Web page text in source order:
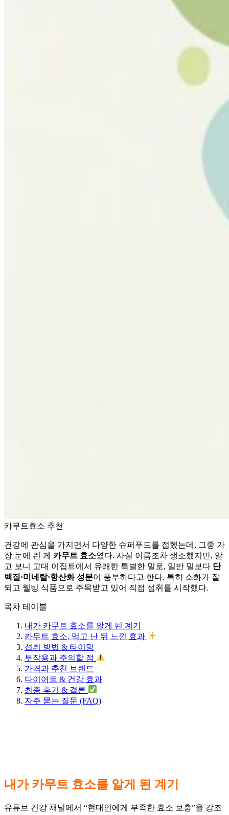
카무트효소 추천
건강에 관심을 가지면서 다양한 슈퍼푸드를 접했는데, 그중 가
장 눈에 띈 게 카무트 효소였다. 사실 이름조차 생소했지만, 알
고 보니 고대 이집트에서 유래한 특별한 밀로, 일반 밀보다 단
백질·미네랄·항산화 성분이 풍부하다고 한다. 특히 소화가 잘
되고 웰빙 식품으로 주목받고 있어 직접 섭취를 시작했다.
목차 테이블
내가 카무트 효소를 알게 된 계기
카무트 효소, 먹고 난 뒤 느낀 효과
섭취 방법 & 타이밍
부작용과 주의할 점
가격과 추천 브랜드
다이어트 & 건강 효과
최종 후기 & 결론
자주 묻는 질문 (FAQ)
내가 카무트 효소를 알게 된 계기
유튜브 건강 채널에서 “현대인에게 부족한 효소 보충”을 강조